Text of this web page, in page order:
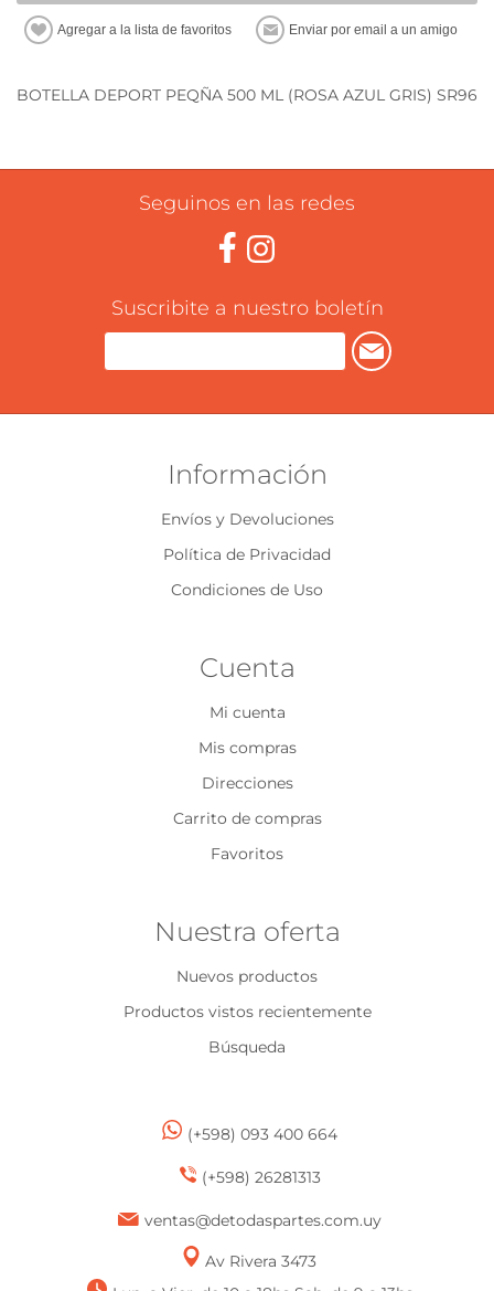
BOTELLA DEPORT PEQÑA 500 ML (ROSA AZUL GRIS) SR96
Seguinos en las redes
Suscribite a nuestro boletín
Información
Envíos y Devoluciones
Política de Privacidad
Condiciones de Uso
Cuenta
Mi cuenta
Mis compras
Direcciones
Carrito de compras
Favoritos
Nuestra oferta
Nuevos productos
Productos vistos recientemente
Búsqueda
(+598) 093 400 664
(+598) 26281313
ventas@detodaspartes.com.uy
Av Rivera 3473